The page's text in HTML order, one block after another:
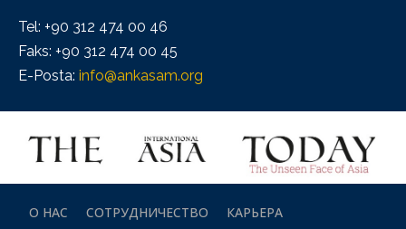
Tel: +90 312 474 00 46
Faks: +90 312 474 00 45
E-Posta: info@ankasam.org
О НАС СОТРУДНИЧЕСТВО
КАРЬЕРА